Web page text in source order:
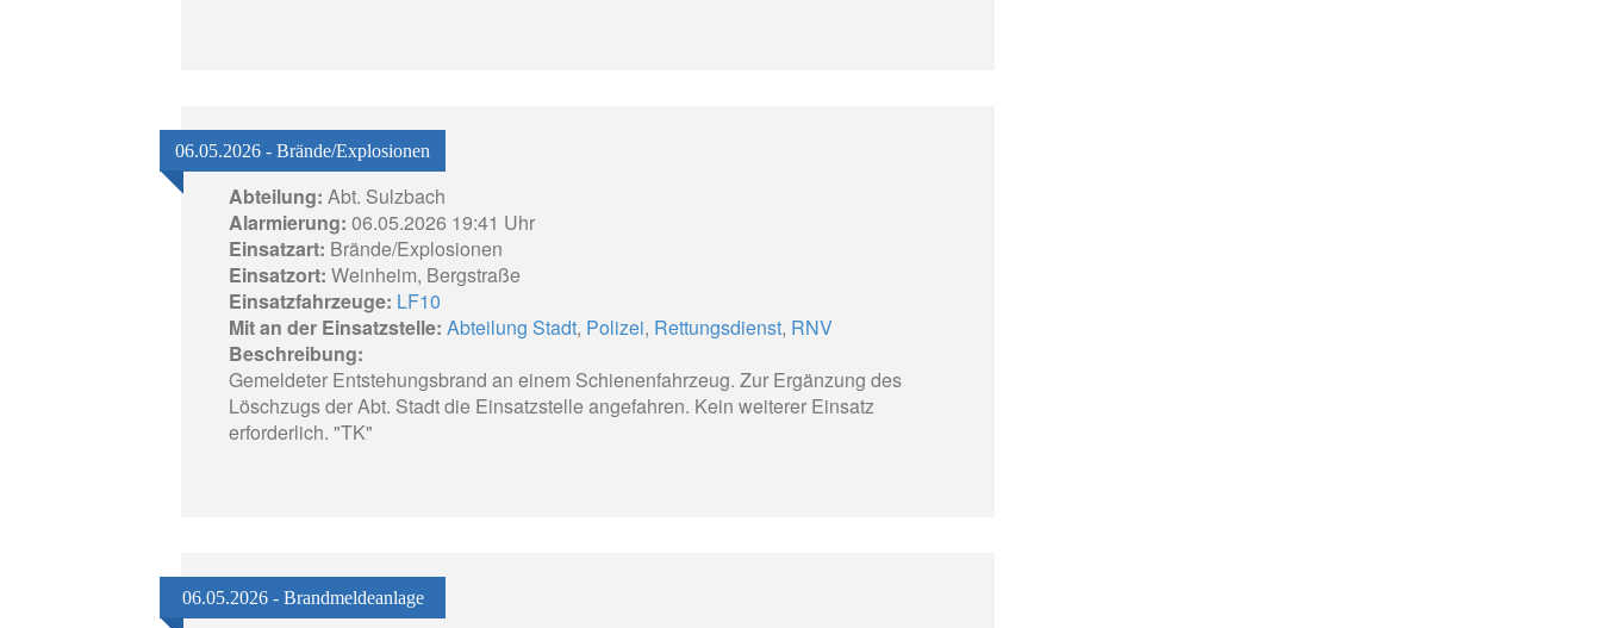
06.05.2026 - Brände/Explosionen
Abteilung: Abt. Sulzbach
Alarmierung: 06.05.2026 19:41 Uhr
Einsatzart: Brände/Explosionen
Einsatzort: Weinheim, Bergstraße
Einsatzfahrzeuge: LF10
Mit an der Einsatzstelle: Abteilung Stadt, Polizei, Rettungsdienst, RNV
Beschreibung:
Gemeldeter Entstehungsbrand an einem Schienenfahrzeug. Zur Ergänzung des
Löschzugs der Abt. Stadt die Einsatzstelle angefahren. Kein weiterer Einsatz
erforderlich. "TK"
06.05.2026 - Brandmeldeanlage